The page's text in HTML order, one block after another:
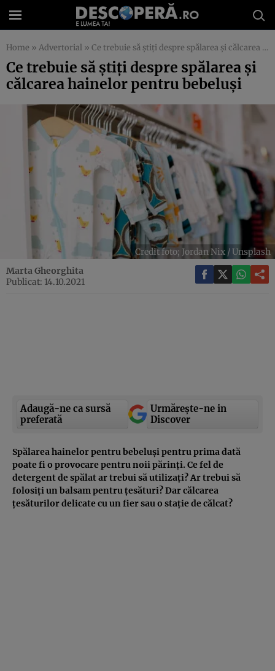
Home » Advertorial » Ce trebuie să știți despre spălarea și călcarea hainelor pentru bebeluși
Ce trebuie să știți despre spălarea și
călcarea hainelor pentru bebeluși
Credit foto; Jordan Nix / Unsplash
Marta Gheorghita
Publicat: 14.10.2021
Adaugă-ne ca sursă
preferată
Urmărește-ne in
Discover
Spălarea hainelor pentru bebeluși pentru prima dată
poate fi o provocare pentru noii părinți. Ce fel de
detergent de spălat ar trebui să utilizați? Ar trebui să
folosiți un balsam pentru țesături? Dar călcarea
țesăturilor delicate cu un fier sau o stație de călcat?